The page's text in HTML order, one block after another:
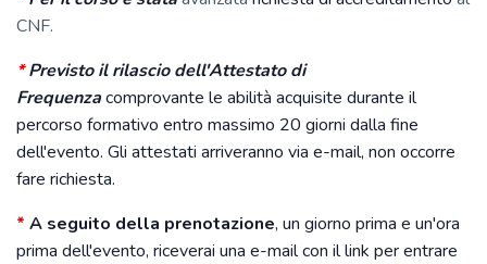
CNF.
*Previsto il rilascio dell'Attestato di
Frequenzacomprovante le abilità acquisite durante il
percorso formativo entro massimo 20 giorni dalla fine
dell'evento. Gli attestati arriveranno via e-mail, non occorre
fare richiesta.
* A seguito della prenotazione, un giorno prima e un'ora
prima dell'evento, riceverai una e-mail con il link per entrare